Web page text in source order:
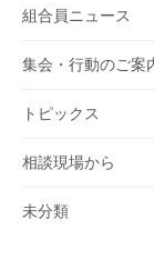
組合員ニュース
集会・行動のご案
トピックス
相談現場から
未分類